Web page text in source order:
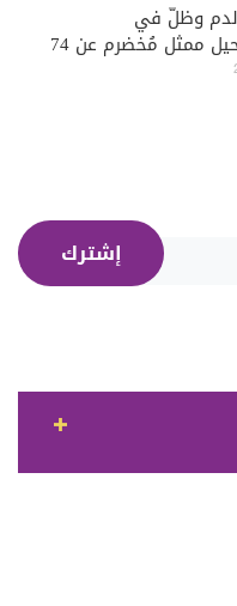
وظلّ في
المستشفى... رحيل ممثل مُخضرم عن 74
إشترك